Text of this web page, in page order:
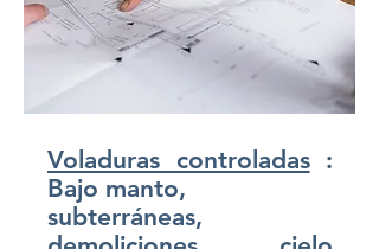
Voladuras controladas:
Bajo manto,
subterráneas,